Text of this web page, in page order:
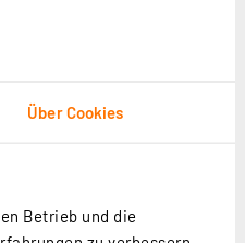
Über Cookies
Betrieb und die